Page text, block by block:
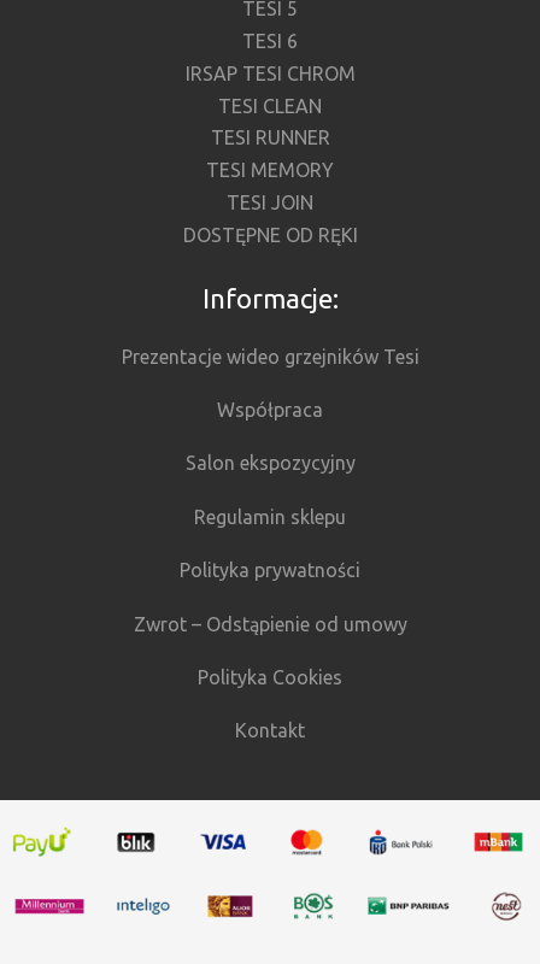
TESI 5
TESI 6
IRSAP TESI CHROM
TESI CLEAN
TESI RUNNER
TESI MEMORY
TESI JOIN
DOSTĘPNE OD RĘKI
Informacje:
Prezentacje wideo grzejników Tesi
Współpraca
Salon ekspozycyjny
Regulamin sklepu
Polityka prywatności
Zwrot – Odstąpienie od umowy
Polityka Cookies
Kontakt